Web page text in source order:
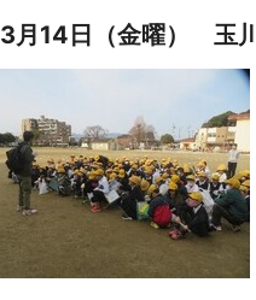
3月14日（金曜） 玉